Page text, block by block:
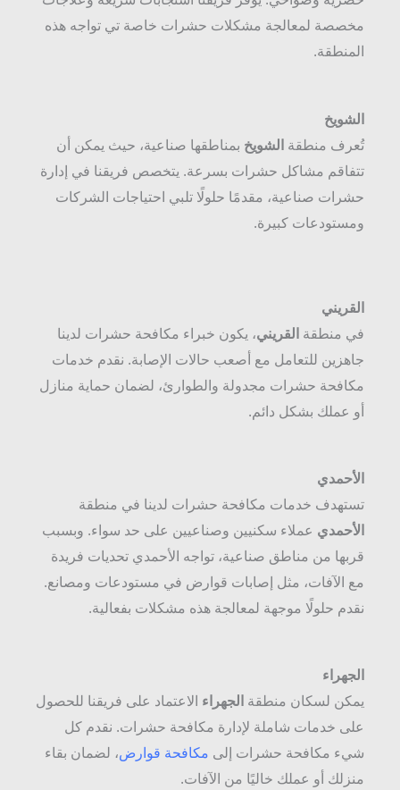
مخصصة لمعالجة مشكلات حشرات خاصة تي تواجه هذه
المنطقة.
الشويخ
تُعرف منطقة الشويخ بمناطقها صناعية، حيث يمكن أن
تتفاقم مشاكل حشرات بسرعة. يتخصص فريقنا في إدارة
حشرات صناعية، مقدمًا حلولًا تلبي احتياجات الشركات
ومستودعات كبيرة.
القريني
في منطقة القريني، يكون خبراء مكافحة حشرات لدينا
جاهزين للتعامل مع أصعب حالات الإصابة. نقدم خدمات
مكافحة حشرات مجدولة والطوارئ، لضمان حماية منازل
أو عملك بشكل دائم.
الأحمدي
تستهدف خدمات مكافحة حشرات لدينا في منطقة
الأحمدي عملاء سكنيين وصناعيين على حد سواء. وبسبب
قربها من مناطق صناعية، تواجه الأحمدي تحديات فريدة
مع الآفات، مثل إصابات قوارض في مستودعات ومصانع.
نقدم حلولًا موجهة لمعالجة هذه مشكلات بفعالية.
الجهراء
يمكن لسكان منطقة الجهراء الاعتماد على فريقنا للحصول
على خدمات شاملة لإدارة مكافحة حشرات. نقدم كل
شيء مكافحة حشرات إلى مكافحة قوارض، لضمان بقاء
منزلك أو عملك خاليًا من الآفات.